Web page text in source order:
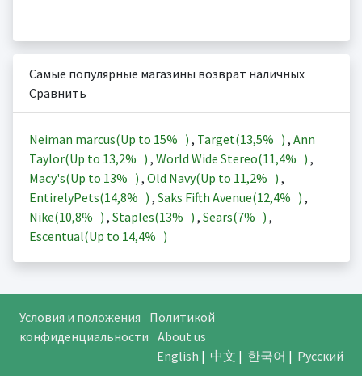
Самые популярные магазины возврат наличных
Сравнить
Neiman marcus(Up to 15% ) , Target(13,5% ) , Ann
Taylor(Up to 13,2% ) , World Wide Stereo(11,4% ) ,
Macy's(Up to 13% ) , Old Navy(Up to 11,2% ) ,
EntirelyPets(14,8% ) , Saks Fifth Avenue(12,4% ) ,
Nike(10,8% ) , Staples(13% ) , Sears(7% ) ,
Escentual(Up to 14,4% )
Условия и положения
Политикой
конфиденциальности About us
English | 中文 | 한국어 | Русский